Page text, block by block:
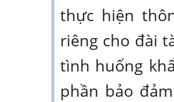
thực hiện
riêng cho đài
tình huống
phần bảo